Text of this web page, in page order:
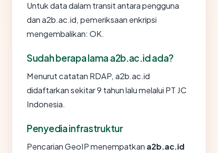
Untuk data dalam transit antara pengguna
dan a2b.ac.id, pemeriksaan enkripsi
mengembalikan: OK.
Sudah berapa lama a2b.ac.id ada?
Menurut catatan RDAP, a2b.ac.id
didaftarkan sekitar 9 tahun lalu melalui PT JC
Indonesia.
Penyedia infrastruktur
Pencarian GeoIP menempatkan a2b.ac.id